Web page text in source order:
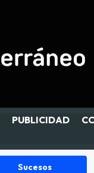
PUBLICIDAD
Sucesos